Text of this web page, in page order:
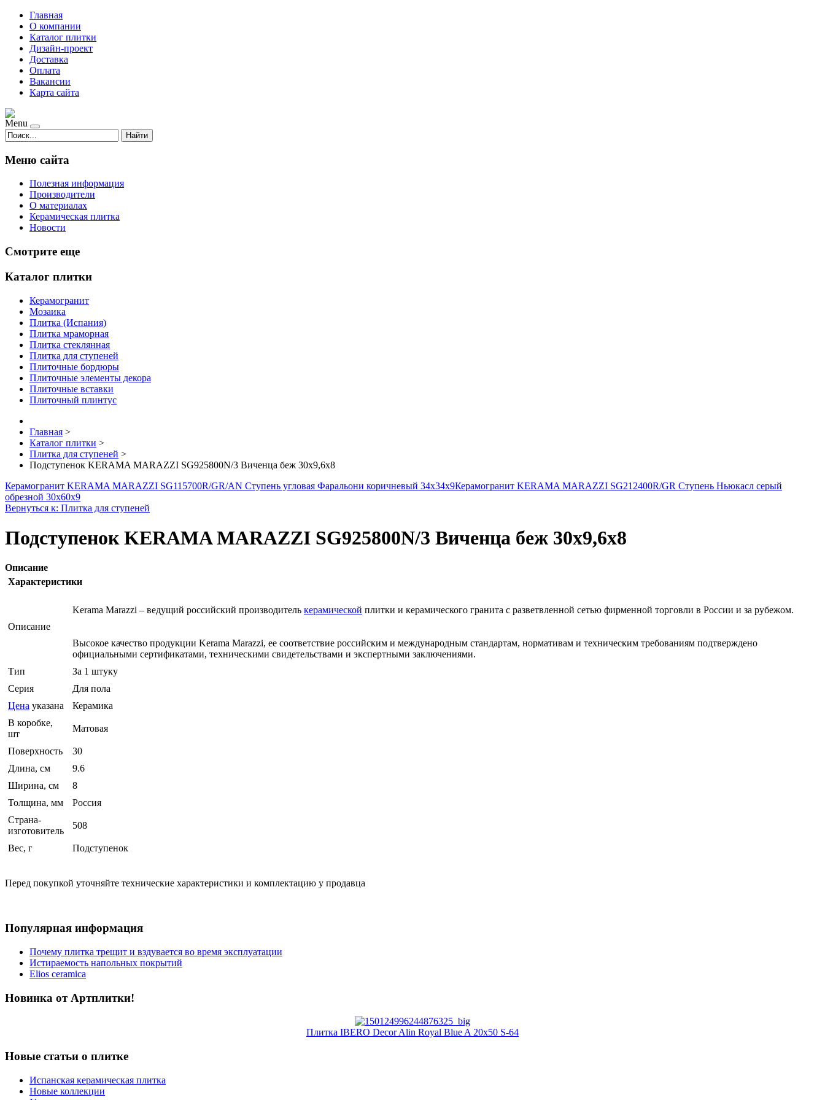
Главная
О компании
Каталог плитки
Дизайн-проект
Доставка
Оплата
Вакансии
Карта сайта
Menu
Найти
Меню сайта
Полезная информация
Производители
О материалах
Керамическая плитка
Новости
Смотрите еще
Каталог плитки
Керамогранит
Мозаика
Плитка (Испания)
Плитка мраморная
Плитка стеклянная
Плитка для ступеней
Плиточные бордюры
Плиточные элементы декора
Плиточные вставки
Плиточный плинтус
Главная >
Каталог плитки >
Плитка для ступеней >
Подступенок KERAMA MARAZZI SG925800N/3 Виченца беж 30х9,6х8
Керамогранит KERAMA MARAZZI SG115700R/GR/AN Ступень угловая Фаральони коричневый 34х34х9Керамогранит KERAMA MARAZZI SG212400R/GR Ступень Ньюкасл серый
обрезной 30х60х9
Вернуться к: Плитка для ступеней
Подступенок KERAMA MARAZZI SG925800N/3 Виченца беж 30х9,6х8
Описание
Характеристики
Описание
Kerama Marazzi – ведущий российский производитель керамической плитки и керамического гранита с разветвленной сетью фирменной торговли в России и за рубежом.
Высокое качество продукции Kerama Marazzi, ее соответствие российским и международным стандартам, нормативам и техническим требованиям подтверждено
официальными сертификатами, техническими свидетельствами и экспертными заключениями.
Тип
За 1 штуку
Серия
Для пола
Цена указана
Керамика
В коробке,
шт
Матовая
Поверхность
30
Длина, см
9.6
Ширина, см
8
Толщина, мм
Россия
Страна-
изготовитель
508
Вес, г Подступенок
Перед покупкой уточняйте технические характеристики и комплектацию у продавца
Популярная информация
Почему плитка трещит и вздувается во время эксплуатации
Истираемость напольных покрытий
Elios ceramica
Новинка от Артплитки!
Плитка IBERO Decor Alin Royal Blue A 20x50 S-64
Новые статьи о плитке
Испанская керамическая плитка
Новые коллекции